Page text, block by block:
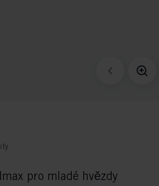
pro mladé hvězdy